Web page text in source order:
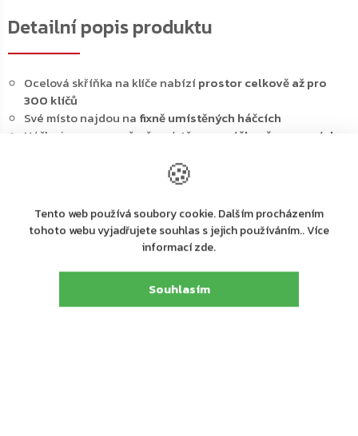
🍪
Tento web používá soubory cookie. Dalším procházením
tohoto webu vyjadřujete souhlas s jejich používáním.. Více
informací zde.
Souhlasím
Detailní popis produktu
Ocelová skříňka na klíče nabízíprostor celkově až pro
300 klíčů
Své místo najdou na fixně umístěných háčcích
Háčky jsou rovnoměrně umístěny na
výškově posuvných
Lišty jsou nejen barevně odlišeny ale každý z háčků má
Pozice klíčů se tak lépe pamatuje
V balení kromě skříně najdete ibarevné visačky pro
všechny 300 klíčů
upevňovacího materiálu
Hlavní výhody: